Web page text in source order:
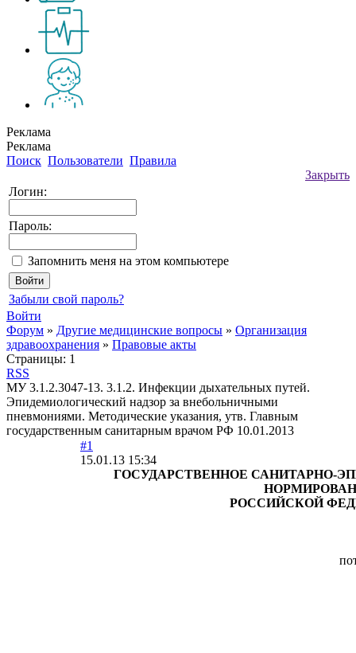
Реклама
Реклама
Поиск Пользователи Правила
Закрыть
Логин:
Пароль:
Запомнить меня на этом компьютере
Забыли свой пароль?
Войти
Форум » Другие медицинские вопросы » Организация
здравоохранения » Правовые акты
Страницы: 1
RSS
МУ 3.1.2.3047-13. 3.1.2. Инфекции дыхательных путей.
Эпидемиологический надзор за внебольничными
пневмониями. Методические указания, утв. Главным
государственным санитарным врачом РФ 10.01.2013
#1
15.01.13 15:34
ГОСУДАРСТВЕННОЕ САНИТАРНО-
РОССИЙСКОЙ